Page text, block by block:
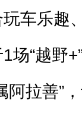
车乐趣
场“越野
阿拉善”